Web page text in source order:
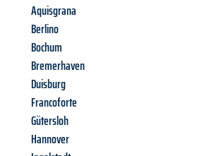
Aquisgrana
Berlino
Bochum
Bremerhaven
Duisburg
Francoforte
Gütersloh
Hannover